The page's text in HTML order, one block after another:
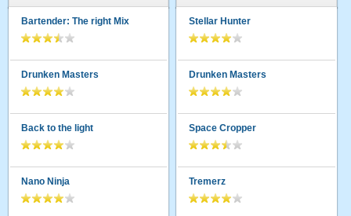
Bartender: The right Mix
Drunken Masters
Back to the light
Nano Ninja
Stellar Hunter
Drunken Masters
Space Cropper
Tremerz